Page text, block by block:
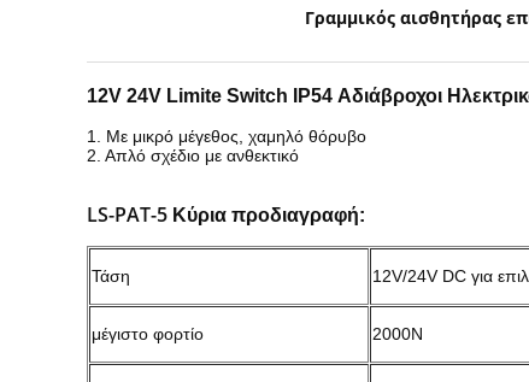
Γραμμικός αισθητήρας
12V 24V Limite Switch IP54 Αδιάβροχοι
1. Με μικρό μέγεθος, χαμηλό θόρυβο
2. Απλό σχέδιο με ανθεκτικό
LS-PAT-5 Κύρια προδιαγραφή:
Τάση 12V/24V DC για
μέγιστο φορτίο 2000Ν